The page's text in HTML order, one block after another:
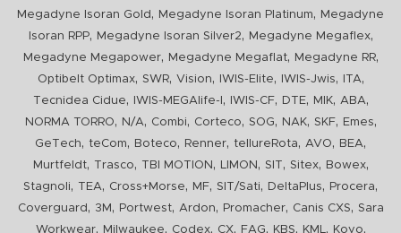
Megadyne Isoran Gold , Megadyne Isoran Platinum,
Megadyne
Isoran RPP, Megadyne Isoran Silver2, Megadyne Megaflex,
Megadyne Megapower, Megadyne Megaflat, Megadyne RR,
Optibelt Optimax, SWR, Vision, IWIS-Elite, IWIS-Jwis, ITA,
Tecnidea Cidue, IWIS-MEGAlife-I , IWIS-CF, DTE, MIK, ABA,
NORMA TORRO, N/A, Combi, Corteco, SOG, NAK, SKF, Emes,
GeTech, teCom, Boteco, Renner, tellureRota, AVO, BEA,
Murtfeldt, Trasco, TBI MOTION , LIMON , SIT, Sitex, Bowex,
Stagnoli, TEA, Cross+Morse, MF, SIT/Sati, DeltaPlus, Procera,
Coverguard , 3M , Portwest, Ardon, Promacher, Canis CXS, Sara
Workwear, Milwaukee, Codex, CX, FAG, KBS, KML, Koyo,